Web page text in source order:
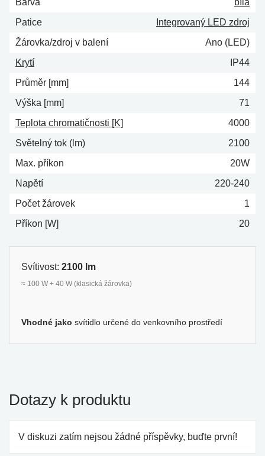
Barva
bílá
Patice
Integrovaný LED zdroj
Žárovka/zdroj v balení
Ano (LED)
Krytí
IP44
Průměr [mm]
144
Výška [mm]
71
Teplota chromatičnosti [K]
4000
Světelný tok (lm)
2100
Max. příkon
20W
Napětí
220-240
Počet žárovek
1
Příkon [W]
20
Svítivost: 2100 lm
≈ 100 W + 40 W (klasická žárovka)
Vhodné jako svítidlo určené do venkovního prostředí
Dotazy k produktu
V diskuzi zatím nejsou žádné příspěvky, buďte první!